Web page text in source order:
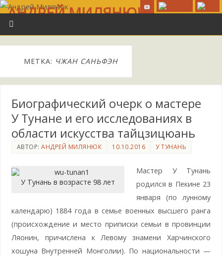
АНДРЕЙ МИЛЯНЮК
ИСТОРИЯ И ИНФОРМАЦИЯ. БЫЛОЕ И ДУМЫ...
МЕТКА: ЧЖАН САНЬФЭН
Биографический очерк о мастере
У Тунане и его исследованиях в
области искусства тайцзицюань
АВТОР:АНДРЕЙ МИЛЯНЮК 10.10.2016 У ТУНАНЬ
У Тунань в возрасте 98 лет
Мастер У Тунань
родился в Пекине 23
января (по лунному
календарю) 1884 года в семье военных высшего ранга
(происхождение и место приписки семьи в провинции
Ляонин, причислена к Левому знамени Харчинского
хошуна Внутренней Монголии). По национальности —